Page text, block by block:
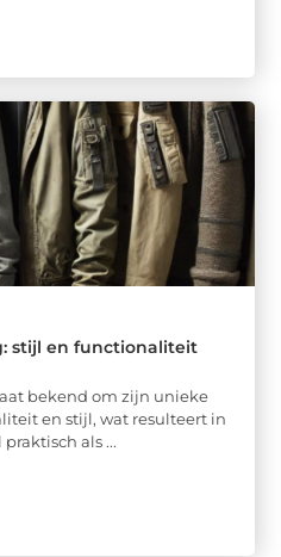
stijl en functionaliteit
bekend om zijn unieke
en stijl, wat resulteert in
als ...